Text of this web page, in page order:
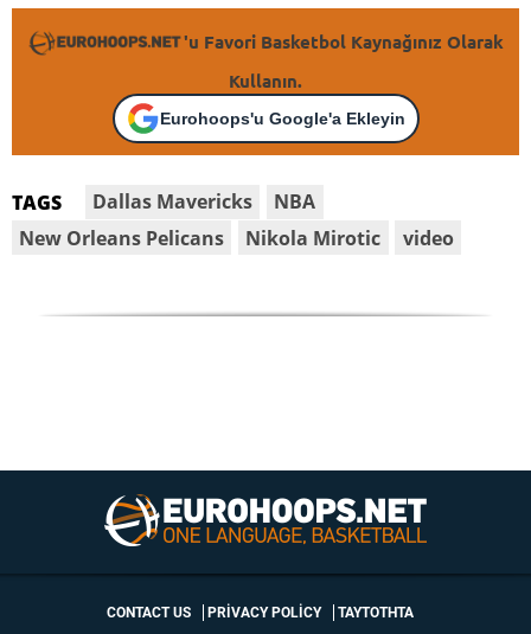
'u Favori Basketbol Kaynağınız Olarak
Kullanın.
Eurohoops'u Google'a Ekleyin
TAGS Dallas Mavericks
NBA
New Orleans Pelicans
Nikola Mirotic video
CONTACT US PRIVACY POLICY ΤΑΥΤΟΤΗΤΑ